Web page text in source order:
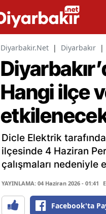
Diyarbakir.Net | Diyarbakır |
Hangi ilçe
Dicle Elektrik
ilçesinde 4 Haziran
çalışmaları
YAYINLAMA: 04 Haziran 2026 - 01:41
Facebook'ta